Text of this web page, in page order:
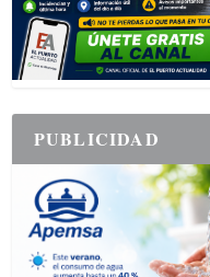
PUBLICIDAD